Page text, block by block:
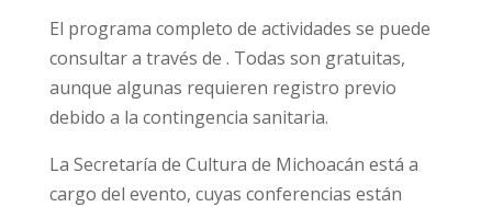
El programa completo de actividades se puede
consultar a través de . Todas son gratuitas,
aunque algunas requieren registro previo
debido a la contingencia sanitaria.
La Secretaría de Cultura de Michoacán está a
cargo del evento, cuyas conferencias están